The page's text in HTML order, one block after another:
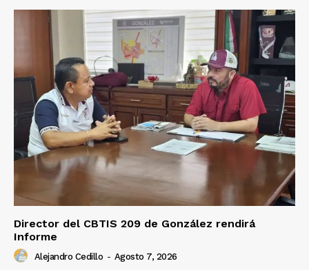
Director del CBTIS 209 de González rendirá
Informe
Alejandro Cedillo - Agosto 7, 2026